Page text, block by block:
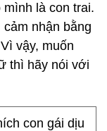
là con trai.
nhận bằng
vậy, muốn
thì hãy nói với